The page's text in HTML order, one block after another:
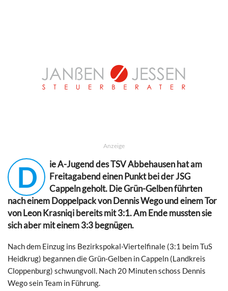
Anzeige
D
ie A-Jugend des TSV Abbehausen hat am
Freitagabend einen Punkt bei der JSG
Cappeln geholt. Die Grün-Gelben führten
nach einem Doppelpack von Dennis Wego und einem Tor
von Leon Krasniqi bereits mit 3:1. Am Ende mussten sie
sich aber mit einem 3:3 begnügen.
Nach dem Einzug ins Bezirkspokal-Viertelfinale (3:1 beim TuS
Heidkrug) begannen die Grün-Gelben in Cappeln (Landkreis
Cloppenburg) schwungvoll. Nach 20 Minuten schoss Dennis
Wego sein Team in Führung.